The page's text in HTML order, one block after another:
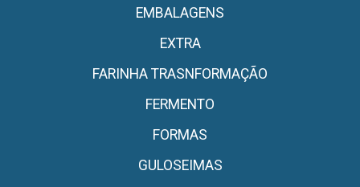
EMBALAGENS
EXTRA
FARINHA TRASNFORMAÇÃO
FERMENTO
FORMAS
GULOSEIMAS